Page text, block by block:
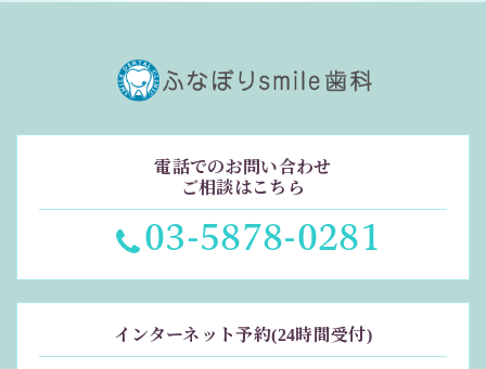
電話でのお問い合わせ
ご相談はこちら
03-5878-0281
インターネット予約(24時間受付)